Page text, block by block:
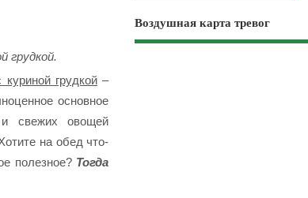
грудкой.
грудкой–
основное
свежих овощей
на обед что-
полезное? Тогда
Воздушная карта тревог